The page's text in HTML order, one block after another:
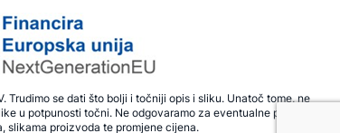
Trudimo se dati što bolji i točniji opis i sliku. Unatoč tome, ne
u potpunosti točni. Ne odgovaramo za eventualne pogreške
slikama proizvoda te promjene cijena.